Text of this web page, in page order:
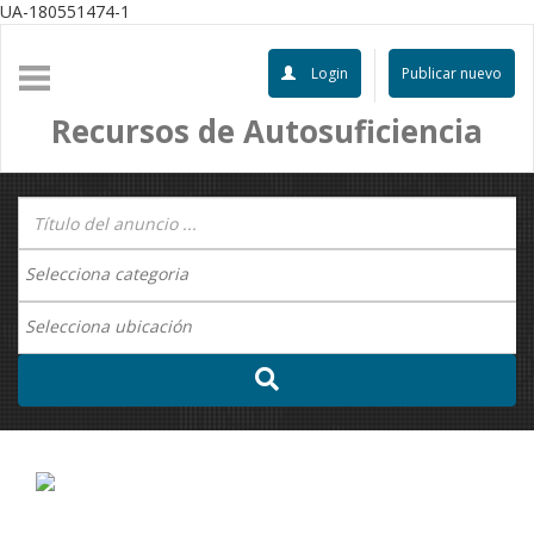
UA-180551474-1
Publicar nuevo
Login
Recursos de Autosuficiencia